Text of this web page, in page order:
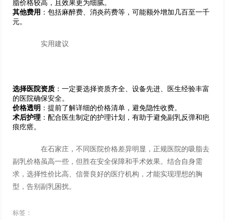
脂价格较高，且效果更为细腻。
其他费用 ：包括麻醉费、消炎药费等，可能额外增加几百至一千
元。
实用建议
选择医院资质：一定要选择资质齐全、设备先进、医生经验丰富
的医院确保安全。
价格透明 ：提前了解详细的价格清单，避免隐性收费。
术后护理：配合医生制定的护理计划，有助于避免副乳反弹和疤
痕疙瘩。
在石家庄，不同医院价格差异明显，正规医院的吸脂去
副乳价格虽高一些，但胜在安全保障和手术效果。结合自身需
求，选择性价比高、信誉良好的医疗机构，才能实现理想的胸
型，告别副乳困扰。
标签：